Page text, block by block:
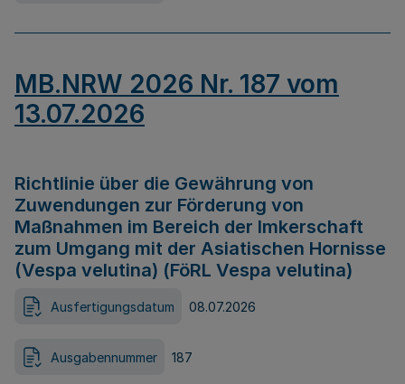
MB.NRW 2026 Nr. 187 vom
13.07.2026
Richtlinie über die Gewährung von
Zuwendungen zur Förderung von
Maßnahmen im Bereich der Imkerschaft
zum Umgang mit der Asiatischen Hornisse
(Vespa velutina) (FöRL Vespa velutina)
Ausfertigungsdatum 08.07.2026
Ausgabennummer 187